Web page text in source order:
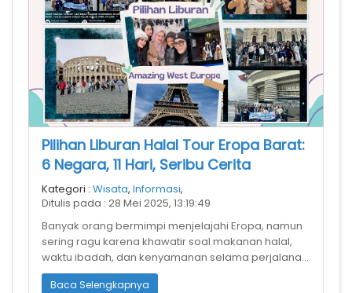
Pilihan Liburan Halal Tour Eropa Barat:
6 Negara, 11 Hari, Seribu Cerita
Kategori : Wisata, Informasi,
Ditulis pada : 28 Mei 2025, 13:19:49
Banyak orang bermimpi menjelajahi Eropa, namun
sering ragu karena khawatir soal makanan halal,
waktu ibadah, dan kenyamanan selama perjalanan.
Itulah mengapa saya tertarik unt
Baca Selengkapnya